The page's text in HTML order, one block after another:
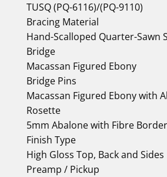
TUSQ (PQ-6116)/(PQ-9110)
Bracing Material
Hand-Scalloped Quarter-Sawn
Bridge
Macassan Figured Ebony
Bridge Pins
Macassan Figured Ebony with
Rosette
5mm Abalone with Fibre Border
Finish Type
High Gloss Top, Back and Sides
Preamp / Pickup